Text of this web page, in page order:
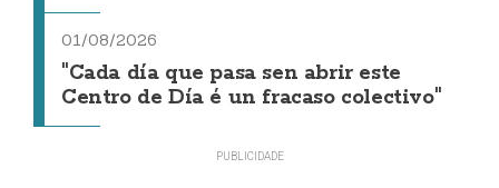
01/08/2026
"Cada día que pasa sen abrir este
Centro de Día é un fracaso colectivo"